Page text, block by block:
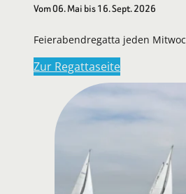
Vom 06. Mai bis 16. Sept. 2026
Feierabendregatta jeden
Zur Regattaseite